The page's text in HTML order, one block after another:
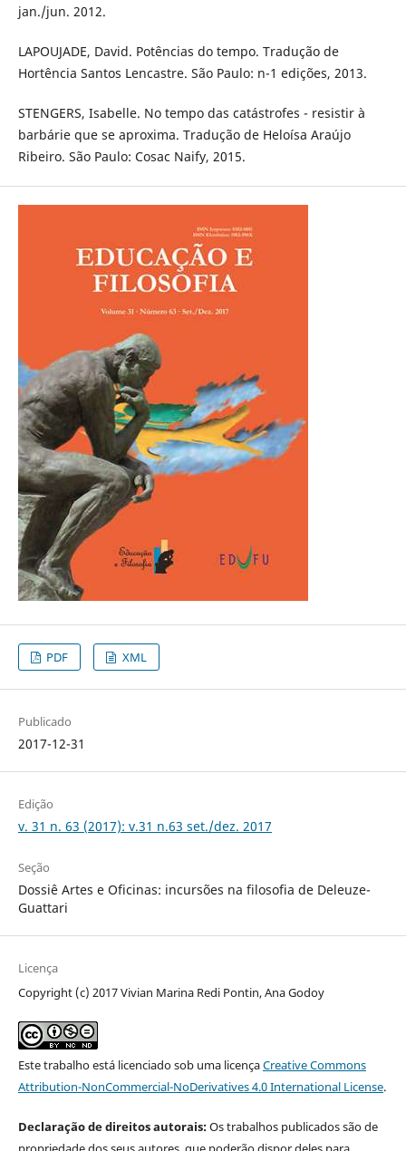
jan./jun. 2012.
LAPOUJADE, David. Potências do tempo. Tradução de
Hortência Santos Lencastre. São Paulo: n-1 edições, 2013.
STENGERS, Isabelle. No tempo das catástrofes - resistir à
barbárie que se aproxima. Tradução de Heloísa Araújo
Ribeiro. São Paulo: Cosac Naify, 2015.
PDF XML
Publicado
2017-12-31
Edição
v. 31 n. 63 (2017): v.31 n.63 set./dez. 2017
Seção
Dossiê Artes e Oficinas: incursões na filosofia de Deleuze-
Guattari
Licença
Copyright (c) 2017 Vivian Marina Redi Pontin, Ana Godoy
Este trabalho está licenciado sob uma licençaCreative Commons
Attribution-NonCommercial-NoDerivatives 4.0 International License.
Declaração de direitos autorais:Os trabalhos publicados são de